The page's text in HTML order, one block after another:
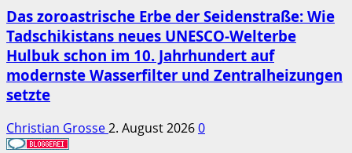
Das zoroastrische Erbe der Seidenstraße: Wie
Tadschikistans neues UNESCO-Welterbe
Hulbuk schon im 10. Jahrhundert auf
modernste Wasserfilter und Zentralheizungen
setzte
Christian Grosse2. August 20260